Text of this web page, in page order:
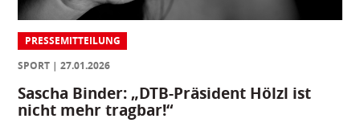
PRESSEMITTEILUNG
SPORT
27.01.2026
Sascha Binder: „DTB-Präsident Hölzl ist
nicht mehr tragbar!“